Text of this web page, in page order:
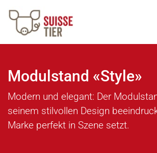
Modulstand «Style»
Modern und elegant: Der
seinem stilvollen Design
Marke perfekt in Szene setzt.